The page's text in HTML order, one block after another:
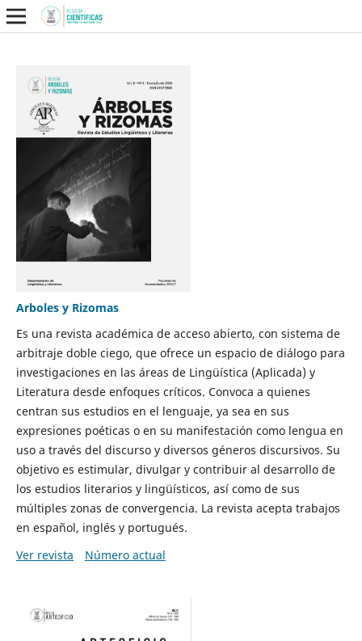
Arboles y Rizomas
Es una revista académica de acceso abierto, con sistema de
arbitraje doble ciego, que ofrece un espacio de diálogo para
investigaciones en las áreas de Lingüística (Aplicada) y
Literatura desde enfoques críticos. Convoca a quienes
centran sus estudios en el lenguaje, ya sea en sus
expresiones poéticas o en su manifestación como lengua en
uso a través del discurso y diversos géneros discursivos. Su
objetivo es estimular, divulgar y contribuir al desarrollo de
los estudios literarios y lingüísticos, así como de sus
múltiples zonas de convergencia. La revista acepta trabajos
en español, inglés y portugués.
Ver revista
Número actual